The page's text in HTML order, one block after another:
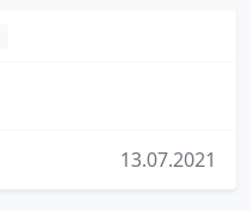
13.07.2021